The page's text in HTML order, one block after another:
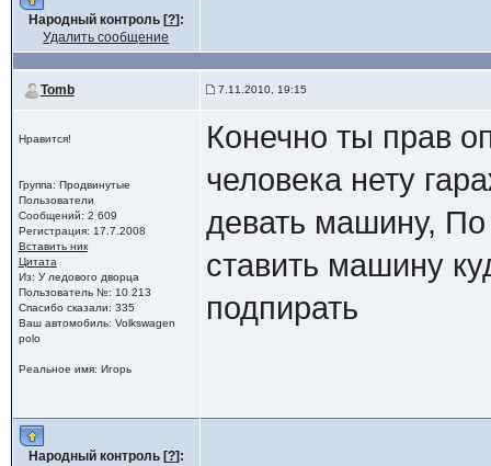
Народный контроль [?]:
Удалить сообщение
Tomb 7.11.2010, 19:15
Нравится!
Группа: Продвинутые
Пользователи
Сообщений: 2 609
Регистрация: 17.7.2008
Вставить ник
Цитата
Из: У ледового дворца
Пользователь №: 10 213
Спасибо сказали: 335
Ваш автомобиль: Volkswagen
polo
Реальное имя: Игорь
Конечно ты прав
человека нету
девать машину,
ставить машину
подпирать
Народный контроль [?]: